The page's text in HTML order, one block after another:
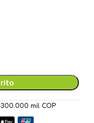
mil COP